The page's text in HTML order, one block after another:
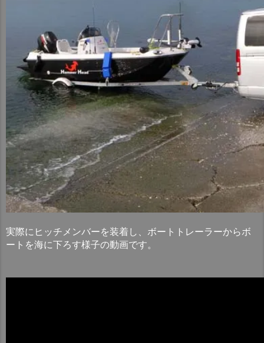
実際にヒッチメンバーを装着し、ボートトレーラーからボ
ートを海に下ろす様子の動画です。